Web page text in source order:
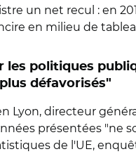
un net recul : en
en milieu de
les politiques
défavorisés"
Lyon, directeur
présentées "ne
de l'UE,